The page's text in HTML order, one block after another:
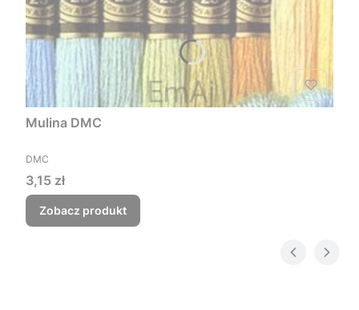
Mulina DMC
PRODUCENT
DMC
Cena
3,15 zł
Zobacz produkt